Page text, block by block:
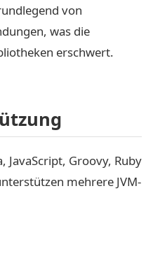
von
was die
erschwert.
JavaScript, Groovy, Ruby
mehrere JVM-